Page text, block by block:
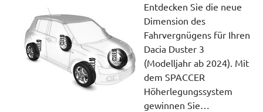
Entdecken Sie die neue
Dimension des
Fahrvergnügens für Ihren
Dacia Duster 3
(Modelljahr ab 2024). Mit
dem SPACCER
Höherlegungssystem
gewinnen Sie…